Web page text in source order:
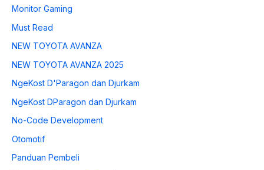
Monitor Gaming
Must Read
NEW TOYOTA AVANZA
NEW TOYOTA AVANZA 2025
NgeKost D'Paragon dan Djurkam
NgeKost DParagon dan Djurkam
No-Code Development
Otomotif
Panduan Pembeli